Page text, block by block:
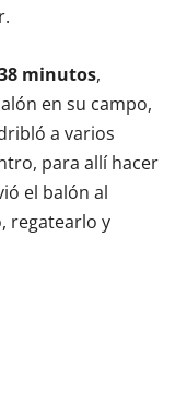
minutos,
en su campo,
a varios
para allí hacer
el balón al
regatearlo y